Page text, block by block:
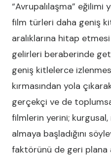
“Avrupalılaşma” eğilimi
film türleri daha geniş
aralıklarına hitap
gelirleri beraberinde
geniş kitlelerce
kırmasından yola
gerçekçi ve de
filmlerin yerini;
almaya başladığını
faktörünü de geri plana